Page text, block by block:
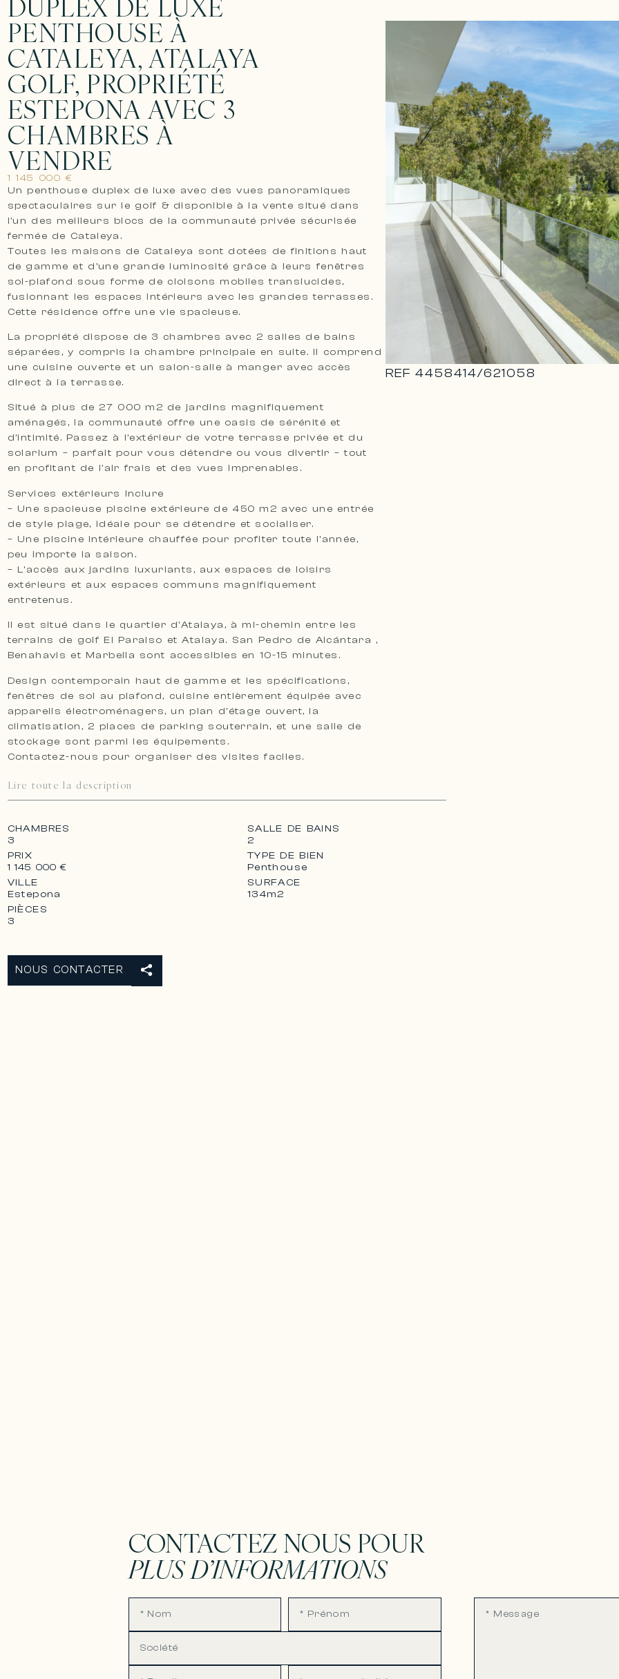
DUPLEX DE LUXE
PENTHOUSE À
CATALEYA, ATALAYA
GOLF, PROPRIÉTÉ
ESTEPONA AVEC 3
CHAMBRES À
VENDRE
1 145 000 €
Un penthouse duplex de luxe avec des vues panoramiques
spectaculaires sur le golf & disponible à la vente situé dans
l’un des meilleurs blocs de la communauté privée sécurisée
fermée de Cataleya.
Toutes les maisons de Cataleya sont dotées de finitions haut
de gamme et d’une grande luminosité grâce à leurs fenêtres
sol-plafond sous forme de cloisons mobiles translucides,
fusionnant les espaces intérieurs avec les grandes terrasses.
Cette résidence offre une vie spacieuse.
La propriété dispose de 3 chambres avec 2 salles de bains
séparées, y compris la chambre principale en suite. Il comprend
une cuisine ouverte et un salon-salle à manger avec accès
direct à la terrasse.
Situé à plus de 27 000 m2 de jardins magnifiquement
aménagés, la communauté offre une oasis de sérénité et
d’intimité. Passez à l’extérieur de votre terrasse privée et du
solarium – parfait pour vous détendre ou vous divertir – tout
en profitant de l’air frais et des vues imprenables.
Services extérieurs Inclure
– Une spacieuse piscine extérieure de 450 m2 avec une entrée
de style plage, idéale pour se détendre et socialiser.
– Une piscine intérieure chauffée pour profiter toute l’année,
peu importe la saison.
– L’accès aux jardins luxuriants, aux espaces de loisirs
extérieurs et aux espaces communs magnifiquement
entretenus.
Il est situé dans le quartier d’Atalaya, à mi-chemin entre les
terrains de golf El Paraiso et Atalaya. San Pedro de Alcántara ,
Benahavis et Marbella sont accessibles en 10-15 minutes.
Design contemporain haut de gamme et les spécifications,
fenêtres de sol au plafond, cuisine entièrement équipée avec
appareils électroménagers, un plan d’étage ouvert, la
climatisation, 2 places de parking souterrain, et une salle de
stockage sont parmi les équipements.
Contactez-nous pour organiser des visites faciles.
Lire toute la description
REF4458414/621058
CHAMBRES
3
SALLE DE BAINS
2
PRIX
1 145 000 €
TYPE DE BIEN
Penthouse
VILLE
Estepona
SURFACE
134m2
PIÈCES
3
NOUS CONTACTER
CONTACTEZ NOUS POUR
PLUS D’INFORMATIONS